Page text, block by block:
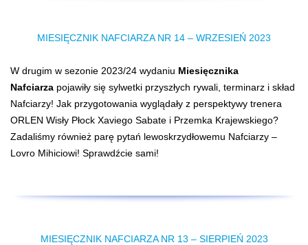
MIESIĘCZNIK NAFCIARZA NR 14 – WRZESIEŃ 2023
W drugim w sezonie 2023/24 wydaniu Miesięcznika
Nafciarza pojawiły się sylwetki przyszłych rywali, terminarz i skład
Nafciarzy! Jak przygotowania wyglądały z perspektywy trenera
ORLEN Wisły Płock Xaviego Sabate i Przemka Krajewskiego?
Zadaliśmy również parę pytań lewoskrzydłowemu Nafciarzy –
Lovro Mihiciowi! Sprawdźcie sami!
MIESIĘCZNIK NAFCIARZA NR 13 – SIERPIEŃ 2023